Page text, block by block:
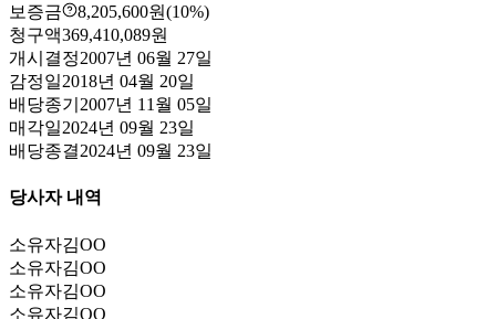
보증금
8,205,600원(10%)
청구액369,410,089원
개시결정2007년 06월 27일
감정일2018년 04월 20일
배당종기 2007년 11월 05일
매각일2024년 09월 23일
배당종결2024년 09월 23일
당사자 내역
소유자김OO
소유자김OO
소유자김OO
소유자김OO